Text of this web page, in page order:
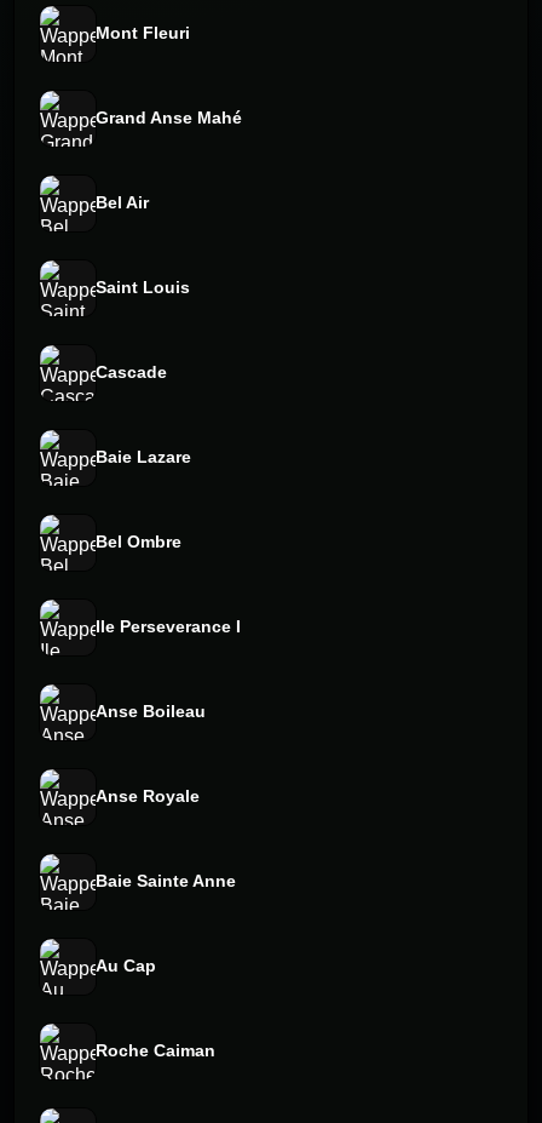
Mont Fleuri
Grand Anse Mahé
Bel Air
Saint Louis
Cascade
Baie Lazare
Bel Ombre
Ile Perseverance I
Anse Boileau
Anse Royale
Baie Sainte Anne
Au Cap
Roche Caiman